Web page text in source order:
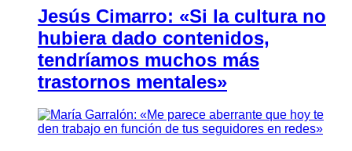
Jesús Cimarro: «Si la cultura no
hubiera dado contenidos,
tendríamos muchos más
trastornos mentales»